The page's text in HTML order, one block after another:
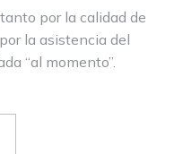
por la calidad de
la asistencia del
“al momento”.